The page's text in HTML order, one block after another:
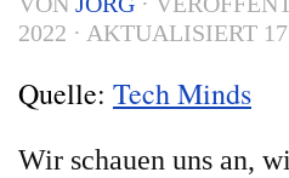
2022 · AKTUALISIERT
Quelle: Tech Minds
Wir schauen uns an,